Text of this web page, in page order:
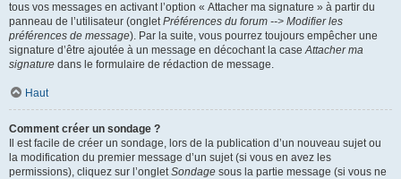
tous vos messages en activant l’option « Attacher ma signature » à partir du
panneau de l’utilisateur (ongletPréférences du forum --> Modifier les
préférences de message). Par la suite, vous pourrez toujours empêcher une
signature d’être ajoutée à un message en décochant la caseAttacher ma
signature dans le formulaire de rédaction de message.
Haut
Comment créer un sondage ?
Il est facile de créer un sondage, lors de la publication d’un nouveau sujet ou
la modification du premier message d’un sujet (si vous en avez les
permissions), cliquez sur l’ongletSondage sous la partie message (si vous ne